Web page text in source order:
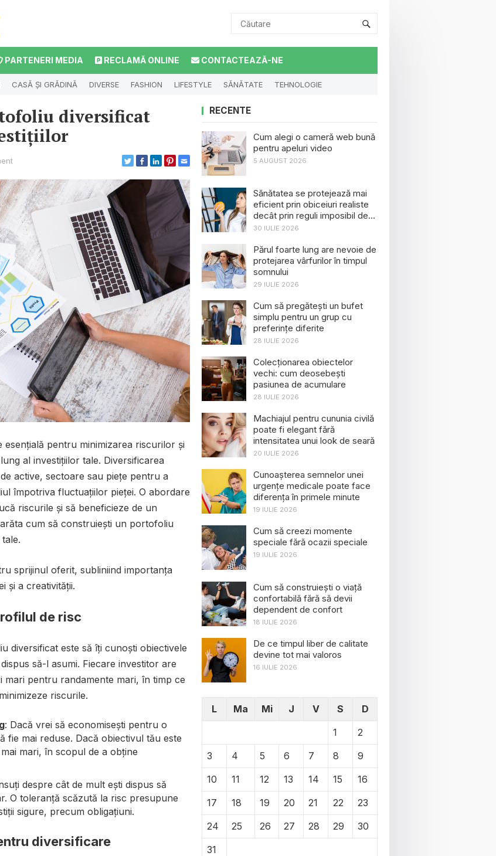
PARTENERI MEDIA RECLAMĂ ONLINE CONTACTEAZĂ-NE
CASĂ ȘI GRĂDINĂ DIVERSE FASHION LIFESTYLE SĂNĂTATE TEHNOLOGIE
diversificat
pentru minimizarea riscurilor și
al investițiilor tale. Diversificarea
active, sectoare sau piețe pentru a
împotriva fluctuațiilor pieței. O abordare
riscurile și să beneficieze de un
cum să construiești un portofoliu
sprijinul oferit, subliniind importanța
și a creativității.
de risc
diversificat este să îți cunoști obiectivele
să-l asumi. Fiecare investitor are
pentru randamente mari, în timp ce
riscurile.
: Dacă vrei să economisești pentru o
fie mai reduse. Dacă obiectivul tău este
mari, în scopul de a obține
despre cât de mult ești dispus să
O toleranță scăzută la risc presupune
sigure, precum obligațiuni.
diversificare
RECENTE
Cum alegi o cameră web bună
pentru apeluri video
5 AUGUST 2026
Sănătatea se protejează mai
eficient prin obiceiuri realiste
decât prin reguli imposibil de
menținut
30 IULIE 2026
Părul foarte lung are nevoie de
protejarea vârfurilor în timpul
somnului
29 IULIE 2026
Cum să pregătești un bufet
simplu pentru un grup cu
preferințe diferite
28 IULIE 2026
Colecționarea obiectelor
vechi: cum deosebești
pasiunea de acumulare
28 IULIE 2026
Machiajul pentru cununia civilă
poate fi elegant fără
intensitatea unui look de seară
20 IULIE 2026
Cunoașterea semnelor unei
urgențe medicale poate face
diferența în primele minute
19 IULIE 2026
Cum să creezi momente
speciale fără ocazii speciale
19 IULIE 2026
Cum să construiești o viață
confortabilă fără să devii
dependent de confort
18 IULIE 2026
De ce timpul liber de calitate
devine tot mai valoros
16 IULIE 2026
L Ma Mi J V S
D
1
2
3
4 5 6 7 8
9
10
11 12 13 14 15
16
17
18 19 20 21 22
23
24
25 26 27 28 29
30
31